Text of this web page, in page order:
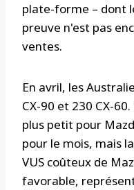
plate-forme – dont
preuve n'est pas
ventes.
En avril, les
CX-90 et 230 CX-
plus petit pour
pour le mois, mais
VUS coûteux de
favorable,